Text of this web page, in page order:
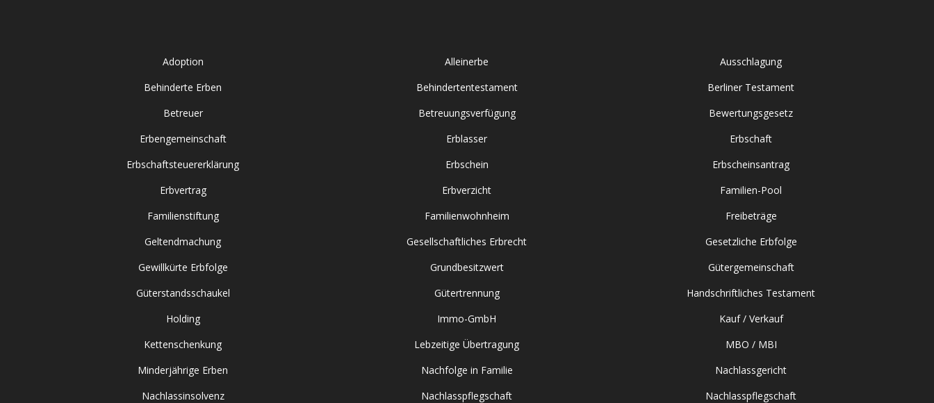
Adoption Alleinerbe
Ausschlagung
Behinderte Erben
Behindertentestament
Berliner Testament
Betreuer
Betreuungsverfügung
Bewertungsgesetz
Erbengemeinschaft
Erblasser
Erbschaft
Erbschaftsteuererklärung
Erbschein
Erbscheinsantrag
Erbvertrag
Erbverzicht
Familien-Pool
Familienstiftung
Familienwohnheim
Freibeträge
Geltendmachung
Gesellschaftliches Erbrecht
Gesetzliche Erbfolge
Gewillkürte Erbfolge
Grundbesitzwert
Gütergemeinschaft
Güterstandsschaukel
Gütertrennung
Handschriftliches Testament
Holding
Immo-GmbH
Kauf / Verkauf
Kettenschenkung
Lebzeitige Übertragung
MBO / MBI
Minderjährige Erben
Nachfolge in Familie
Nachlassgericht
Nachlassinsolvenz
Nachlasspflegschaft
Nachlasspflegschaft